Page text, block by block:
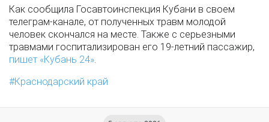
Как сообщила Госавтоинспекция Кубани в своем
телеграм-канале, от полученных травм молодой
человек скончался на месте. Также с серьезными
травмами госпитализирован его 19-летний пассажир,
пишет «Кубань 24».
Краснодарский край